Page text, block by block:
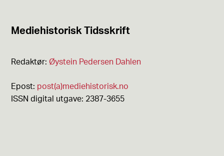
Mediehistorisk Tidsskrift
Redaktør: Øystein Pedersen Dahlen
Epost: post(a)mediehistorisk.no
ISSN digital utgave: 2387-3655